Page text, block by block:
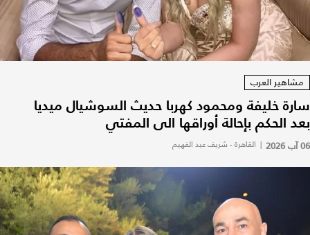
مشاهير العرب
سارة خليفة ومحمود كهربا حديث السوشيال ميديا
بعد الحكم بإحالة أوراقها الى المفتي
06 آب 2026 | القاهرة - شريف عبد الفهيم